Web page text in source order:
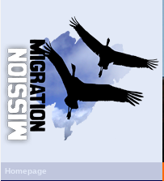
Homepage